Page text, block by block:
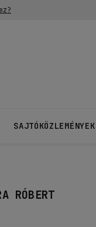
SAJTÓKÖZLEMÉNYEK
RÓBERT